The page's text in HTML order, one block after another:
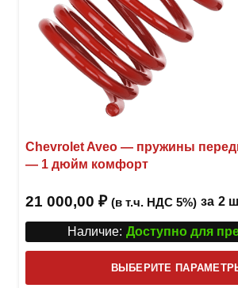
Chevrolet Aveo — пружины
— 1 дюйм комфорт
21 000,00 ₽ (в т.ч. НДС 5%) за 2
Наличие: Доступно для
ВЫБЕРИТЕ